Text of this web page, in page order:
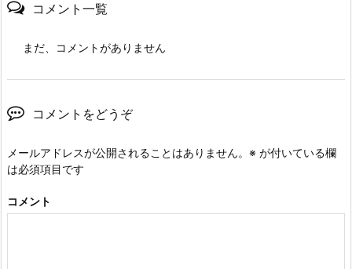
コメント一覧
まだ、コメントがありません
コメントをどうぞ
メールアドレスが公開されることはありません。 ※ が付いている欄
は必須項目です
コメント